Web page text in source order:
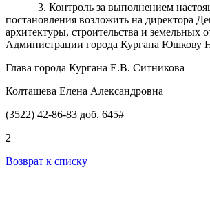
3. Контроль за выполнением
постановления возложить на директора
архитектуры, строительства и земельных
Администрации города Кургана Юшкову
Глава города Кургана Е.В. Ситникова
Колташева Елена Александровна
(3522) 42-86-83 доб. 645#
2
Возврат к списку